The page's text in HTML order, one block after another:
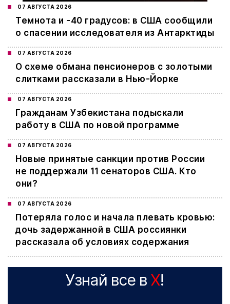
07 АВГУСТА 2026
Темнота и -40 градусов: в США сообщили
о спасении исследователя из Антарктиды
07 АВГУСТА 2026
О схеме обмана пенсионеров с золотыми
слитками рассказали в Нью-Йорке
07 АВГУСТА 2026
Гражданам Узбекистана подыскали
работу в США по новой программе
07 АВГУСТА 2026
Новые принятые санкции против России
не поддержали 11 сенаторов США. Кто
они?
07 АВГУСТА 2026
Потеряла голос и начала плевать кровью:
дочь задержанной в США россиянки
рассказала об условиях содержания
Узнай все в X!